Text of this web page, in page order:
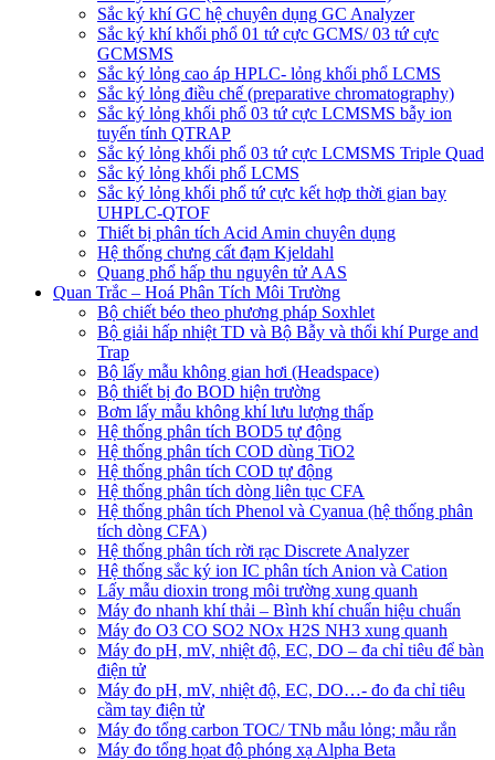
Sắc ký khí GC hệ chuyên dụng GC Analyzer
Sắc ký khí khối phổ 01 tứ cực GCMS/ 03 tứ cực
GCMSMS
Sắc ký lỏng cao áp HPLC- lỏng khối phổ LCMS
Sắc ký lỏng điều chế (preparative chromatography)
Sắc ký lỏng khối phổ 03 tứ cực LCMSMS bẫy ion
tuyến tính QTRAP
Sắc ký lỏng khối phổ 03 tứ cực LCMSMS Triple Quad
Sắc ký lỏng khối phổ LCMS
Sắc ký lỏng khối phổ tứ cực kết hợp thời gian bay
UHPLC-QTOF
Thiết bị phân tích Acid Amin chuyên dụng
Hệ thống chưng cất đạm Kjeldahl
Quang phổ hấp thu nguyên tử AAS
Quan Trắc – Hoá Phân Tích Môi Trường
Bộ chiết béo theo phương pháp Soxhlet
Bộ giải hấp nhiệt TD và Bộ Bẫy và thổi khí Purge and
Trap
Bộ lấy mẫu không gian hơi (Headspace)
Bộ thiết bị đo BOD hiện trường
Bơm lấy mẫu không khí lưu lượng thấp
Hệ thống phân tích BOD5 tự động
Hệ thống phân tích COD dùng TiO2
Hệ thống phân tích COD tự động
Hệ thống phân tích dòng liên tục CFA
Hệ thống phân tích Phenol và Cyanua (hệ thống phân
tích dòng CFA)
Hệ thống phân tích rời rạc Discrete Analyzer
Hệ thống sắc ký ion IC phân tích Anion và Cation
Lấy mẫu dioxin trong môi trường xung quanh
Máy đo nhanh khí thải – Bình khí chuẩn hiệu chuẩn
Máy đo O3 CO SO2 NOx H2S NH3 xung quanh
Máy đo pH, mV, nhiệt độ, EC, DO – đa chỉ tiêu để bàn
điện tử
Máy đo pH, mV, nhiệt độ, EC, DO…- đo đa chỉ tiêu
cầm tay điện tử
Máy đo tổng carbon TOC/ TNb mẫu lỏng; mẫu rắn
Máy đo tổng họat độ phóng xạ Alpha Beta